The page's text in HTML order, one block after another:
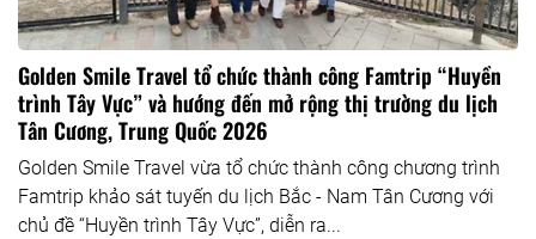
Golden Smile Travel tổ chức thành công Famtrip “Huyền
trình Tây Vực” và hướng đến mở rộng thị trường du lịch
Tân Cương, Trung Quốc 2026
Golden Smile Travel vừa tổ chức thành công chương trình
Famtrip khảo sát tuyến du lịch Bắc - Nam Tân Cương với
chủ đề “Huyền trình Tây Vực”, diễn ra...